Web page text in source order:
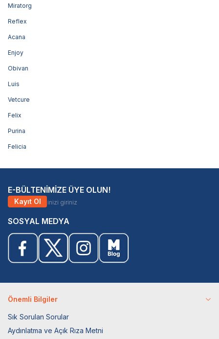
Miratorg
Reflex
Acana
Enjoy
Obivan
Luis
Vetcure
Felix
Purina
Felicia
E-BÜLTENİMİZE ÜYE OLUN!
Kayıt Ol
SOSYAL MEDYA
Önemli Bilgiler
Sık Sorulan Sorular
Aydınlatma ve Açık Rıza Metni